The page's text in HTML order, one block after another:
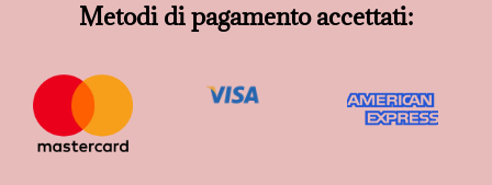
Metodi di pagamento accettati: